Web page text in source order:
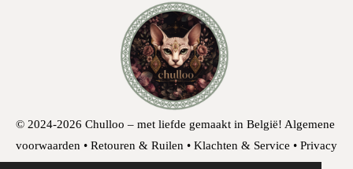
© 2024-2026 Chulloo – met liefde gemaakt in België! Algemene
voorwaarden • Retouren & Ruilen • Klachten & Service • Privacy